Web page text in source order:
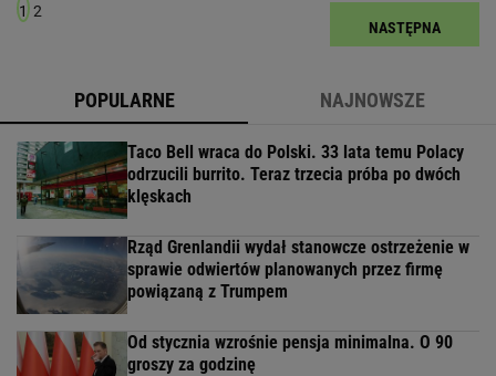
1 2
NASTĘPNA
POPULARNE NAJNOWSZE
Taco Bell wraca do Polski. 33 lata temu Polacy
odrzucili burrito. Teraz trzecia próba po dwóch
klęskach
Rząd Grenlandii wydał stanowcze ostrzeżenie w
sprawie odwiertów planowanych przez firmę
powiązaną z Trumpem
Od stycznia wzrośnie pensja minimalna. O 90
groszy za godzinę